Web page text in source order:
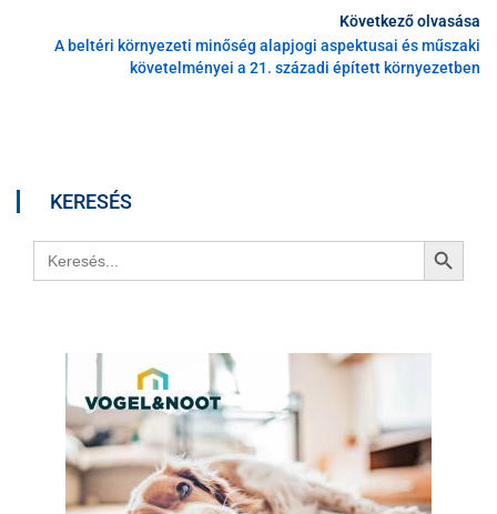
Következő olvasása
A beltéri környezeti minőség alapjogi aspektusai és műszaki
követelményei a 21. századi épített környezetben
KERESÉS
Search
for:
Search Button